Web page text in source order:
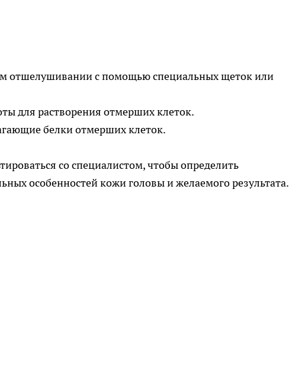
отшелушивании с помощью специальных щеток или
для растворения отмерших клеток.
белки отмерших клеток.
со специалистом, чтобы определить
особенностей кожи головы и желаемого результата.